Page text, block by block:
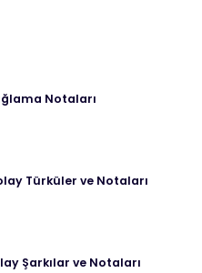
Notaları
Türküler ve Notaları
Şarkılar ve Notaları